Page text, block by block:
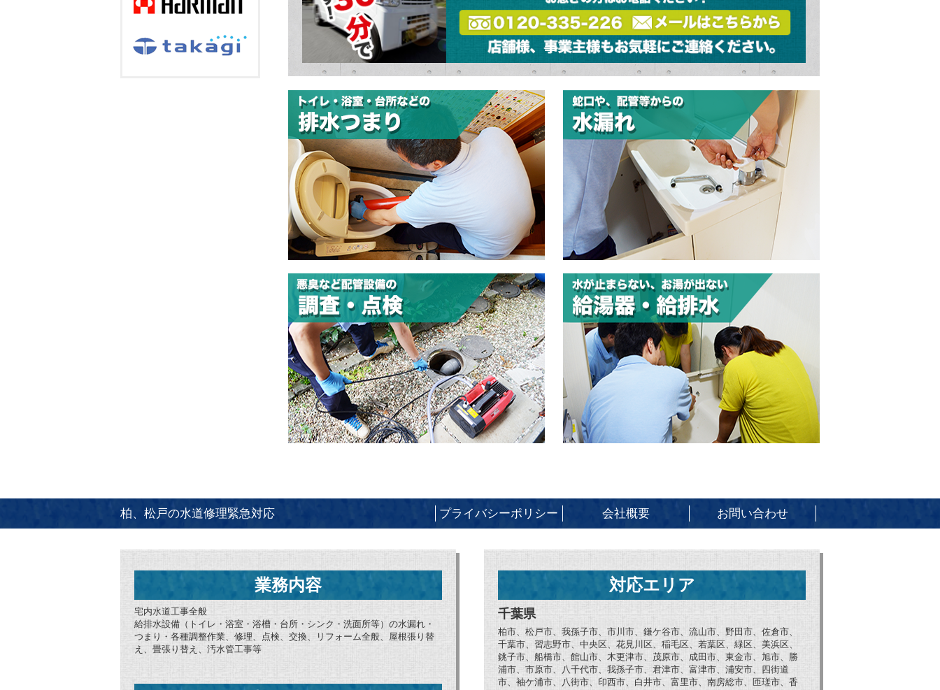
柏、松戸の水道修理緊急対応 プライバシーポリシー 会社概要 お問い合わせ
業務内容
宅内水道工事全般
給排水設備（トイレ・浴室・浴槽・台所・シンク・洗面所等）の水漏れ・
つまり・各種調整作業、修理、点検、交換、リフォーム全般、屋根張り替
え、畳張り替え、汚水管工事等
対応エリア
千葉県
柏市、松戸市、我孫子市、市川市、鎌ケ谷市、流山市、野田市、佐倉市、
千葉市、習志野市、中央区、花見川区、稲毛区、若葉区、緑区、美浜区、
銚子市、船橋市、館山市、木更津市、茂原市、成田市、東金市、旭市、勝
浦市、市原市、八千代市、我孫子市、君津市、富津市、浦安市、四街道
市、袖ケ浦市、八街市、印西市、白井市、富里市、南房総市、匝瑳市、香